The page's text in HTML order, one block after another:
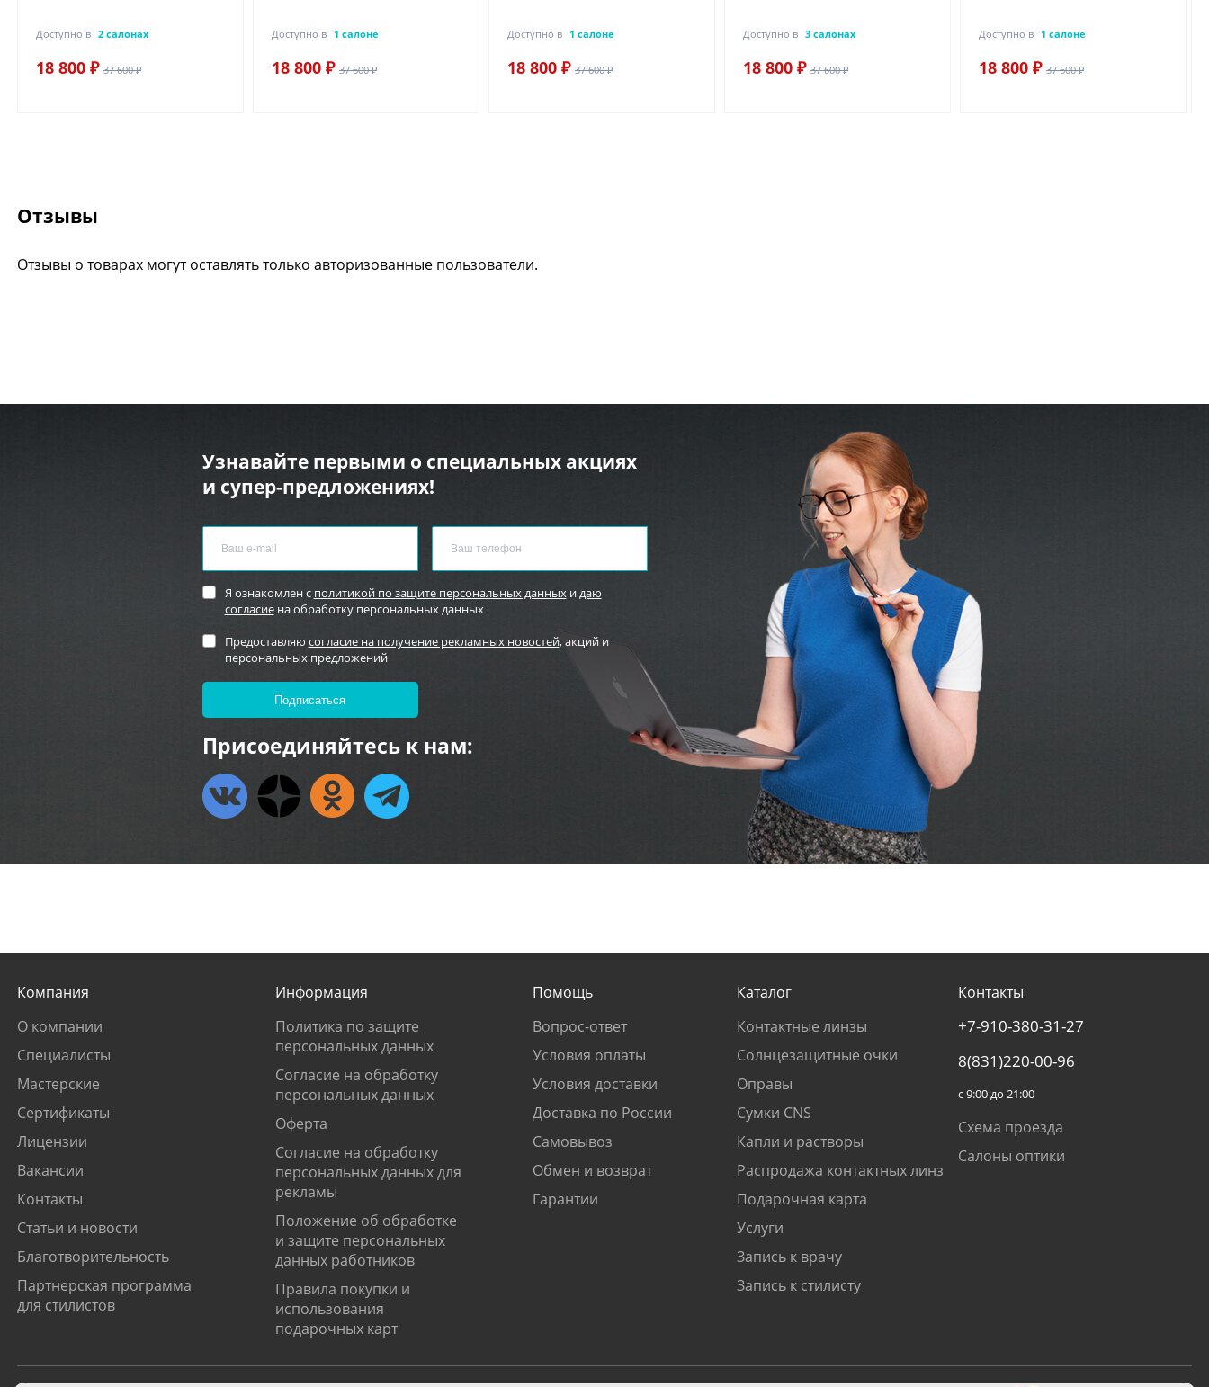
Доступно в 2 салонах
18 800 ₽ 37 600 ₽
Доступно в 1 салоне
18 800 ₽ 37 600 ₽
Доступно в 1 салоне
18 800 ₽ 37 600 ₽
Доступно в 3 салонах
18 800 ₽ 37 600 ₽
Доступно в 1 салоне
18 800 ₽ 37 600 ₽
Отзывы
Отзывы о товарах могут оставлять только авторизованные пользователи.
Узнавайте первыми о специальных акциях
и супер-предложениях!
Я ознакомлен с политикой по защите персональных данныхи даю
согласиена обработку персональных данных
Предоставляю согласие на получение рекламных новостей, акций и
персональных предложений
Присоединяйтесь к нам:
Компания
О компании
Специалисты
Мастерские
Сертификаты
Лицензии
Вакансии
Контакты
Статьи и новости
Благотворительность
Партнерская программа
для стилистов
Информация
Политика по защите
персональных данных
Согласие на обработку
персональных данных
Оферта
Согласие на обработку
персональных данных для
рекламы
Положение об обработке
и защите персональных
данных работников
Правила покупки и
использования
подарочных карт
Помощь
Вопрос-ответ
Условия оплаты
Условия доставки
Доставка по России
Самовывоз
Обмен и возврат
Гарантии
Каталог
Контактные линзы
Солнцезащитные очки
Оправы
Сумки CNS
Капли и растворы
Распродажа контактных линз
Подарочная карта
Услуги
Запись к врачу
Запись к стилисту
Контакты
+7-910-380-31-27
8(831)220-00-96
с 9:00 до 21:00
Схема проезда
Салоны оптики